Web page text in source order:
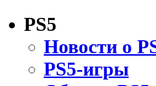
PS5
Новости о
PS5-игры